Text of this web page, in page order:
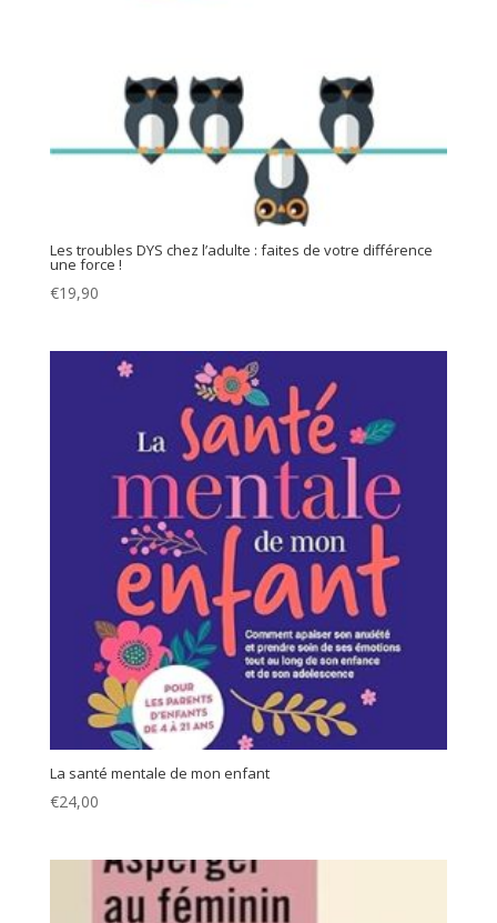
Les troubles DYS chez l’adulte : faites de votre différence
une force !
€19,90
La santé mentale de mon enfant
€24,00